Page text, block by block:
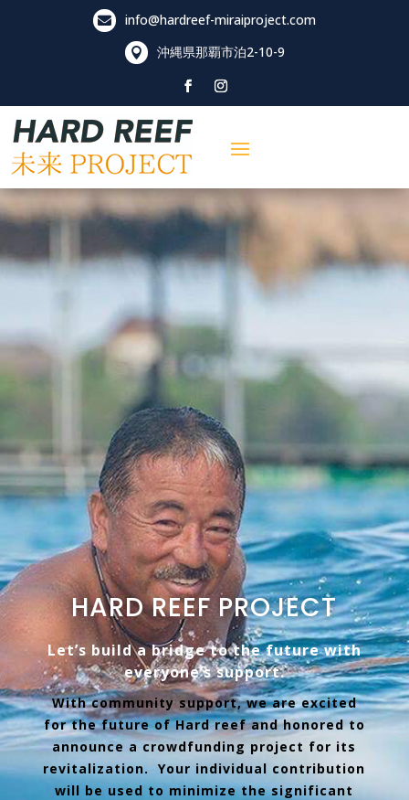
 info@hardreef-miraiproject.com
 沖縄県那覇市泊2-10-9
HARD REEF PROJECT
Let’s build a bridge to the future with
everyone’s support.
With community support, we are excited
for the future of Hard reef and honored to
announce a crowdfunding project for its
revitalization. Your individual contribution
will be used to minimize the significant